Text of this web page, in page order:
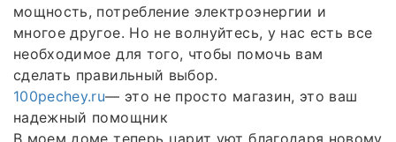
мощность, потребление электроэнергии и
многое другое. Но не волнуйтесь, у нас есть все
необходимое для того, чтобы помочь вам
сделать правильный выбор.
100pechey.ru— это не просто магазин, это ваш
надежный помощник
В моем доме теперь царит уют благодаря новому